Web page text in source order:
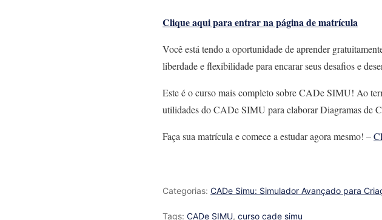
Clique aqui para entrar na página de matrícula
Você está tendo a oportunidade de aprender
liberdade e flexibilidade para encarar seus desafios e
Este é o curso mais completo sobre CADe SIMU! Ao
utilidades do CADe SIMU para elaborar Diagramas de
Faça sua matrícula e comece a estudar agora mesmo! –
Categorias: CADe Simu: Simulador Avançado para
Tags: CADe SIMU, curso cade simu